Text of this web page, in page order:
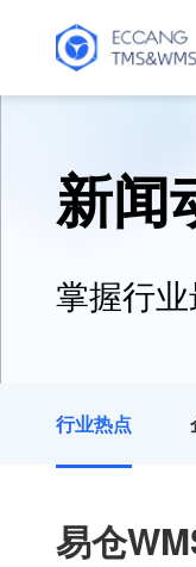
新闻
掌握行
行业热点
易仓